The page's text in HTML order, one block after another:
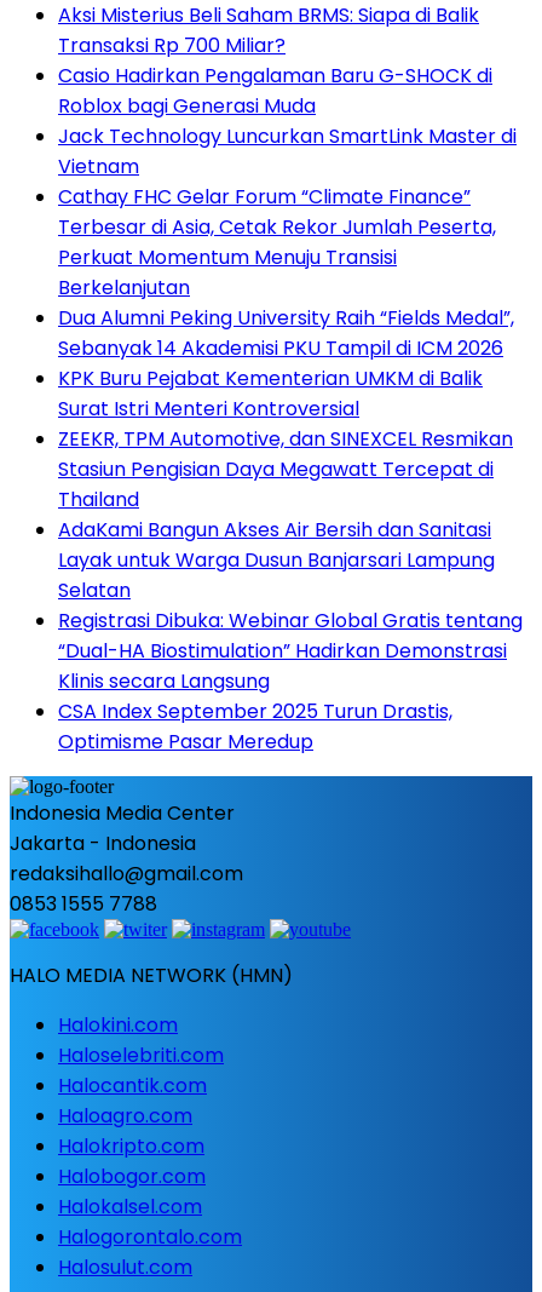
Aksi Misterius Beli Saham BRMS: Siapa di Balik
Transaksi Rp 700 Miliar?
Casio Hadirkan Pengalaman Baru G-SHOCK di
Roblox bagi Generasi Muda
Jack Technology Luncurkan SmartLink Master di
Vietnam
Cathay FHC Gelar Forum “Climate Finance”
Terbesar di Asia, Cetak Rekor Jumlah Peserta,
Perkuat Momentum Menuju Transisi
Berkelanjutan
Dua Alumni Peking University Raih “Fields Medal”,
Sebanyak 14 Akademisi PKU Tampil di ICM 2026
KPK Buru Pejabat Kementerian UMKM di Balik
Surat Istri Menteri Kontroversial
ZEEKR, TPM Automotive, dan SINEXCEL Resmikan
Stasiun Pengisian Daya Megawatt Tercepat di
Thailand
AdaKami Bangun Akses Air Bersih dan Sanitasi
Layak untuk Warga Dusun Banjarsari Lampung
Selatan
Registrasi Dibuka: Webinar Global Gratis tentang
“Dual-HA Biostimulation” Hadirkan Demonstrasi
Klinis secara Langsung
CSA Index September 2025 Turun Drastis,
Optimisme Pasar Meredup
Indonesia Media Center
Jakarta - Indonesia
redaksihallo@gmail.com
0853 1555 7788
HALO MEDIA NETWORK (HMN)
Halokini.com
Haloselebriti.com
Halocantik.com
Haloagro.com
Halokripto.com
Halobogor.com
Halokalsel.com
Halogorontalo.com
Halosulut.com